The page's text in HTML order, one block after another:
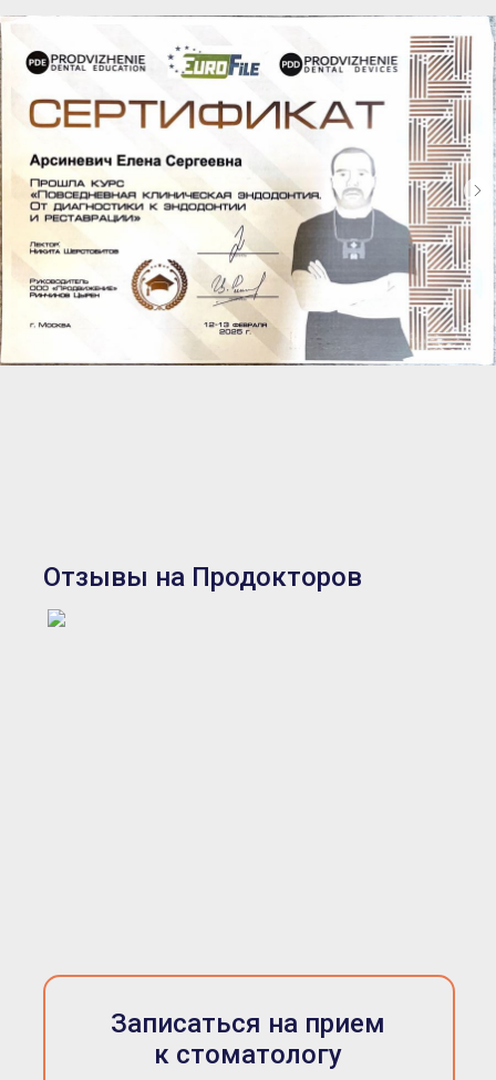
Отзывы на Продокторов
Записаться на прием
к стоматологу